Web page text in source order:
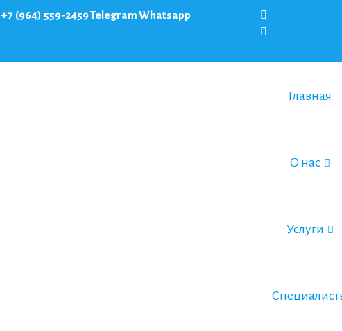
+7 (964) 559-2459TelegramWhatsapp
Главная
О нас
Услуги